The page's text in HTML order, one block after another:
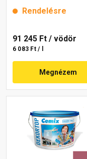
Rendelésre
91 245 Ft / vödör
6 083 Ft / l
Megnézem